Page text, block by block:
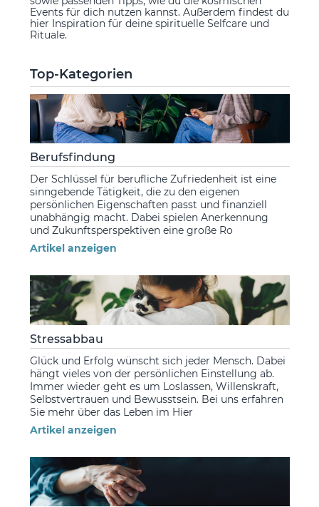
Events für dich nutzen kannst. Außerdem findest du
hier Inspiration für deine spirituelle Selfcare und
Rituale.
Top-Kategorien
Berufsfindung
Der Schlüssel für berufliche Zufriedenheit ist eine
sinngebende Tätigkeit, die zu den eigenen
persönlichen Eigenschaften passt und finanziell
unabhängig macht. Dabei spielen Anerkennung
und Zukunftsperspektiven eine große Ro
Artikel anzeigen
Stressabbau
Glück und Erfolg wünscht sich jeder Mensch. Dabei
hängt vieles von der persönlichen Einstellung ab.
Immer wieder geht es um Loslassen, Willenskraft,
Selbstvertrauen und Bewusstsein. Bei uns erfahren
Sie mehr über das Leben im Hier
Artikel anzeigen